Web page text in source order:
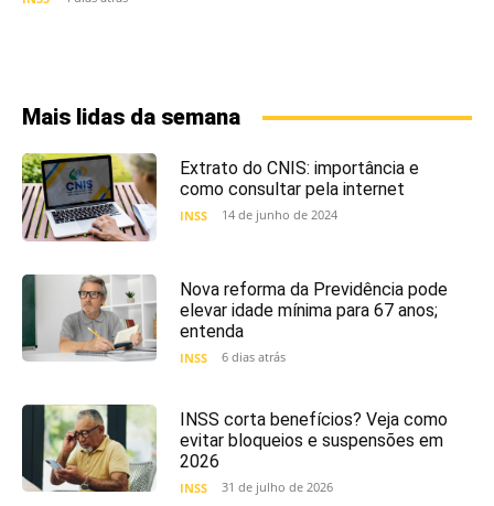
Mais lidas da semana
Extrato do CNIS: importância e
como consultar pela internet
INSS 14 de junho de 2024
Nova reforma da Previdência pode
elevar idade mínima para 67 anos;
entenda
INSS 6 dias atrás
INSS corta benefícios? Veja como
evitar bloqueios e suspensões em
2026
INSS 31 de julho de 2026